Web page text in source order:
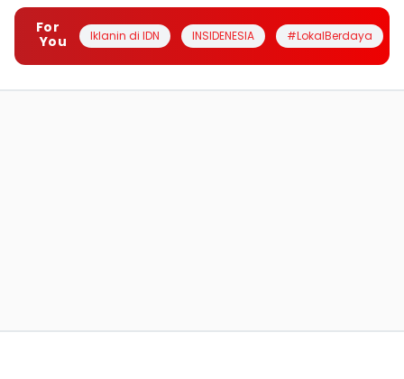
For
You
Iklanin di IDN INSIDENESIA #LokalBerdaya